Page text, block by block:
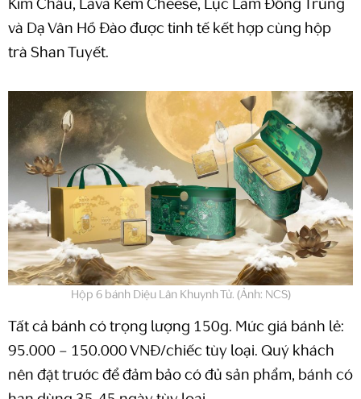
Kim Châu, Lava Kem Cheese, Lục Lam Đông Trùng
và Dạ Vân Hồ Đào được tinh tế kết hợp cùng hộp
trà Shan Tuyết.
Hộp 6 bánh Diệu Lân Khuynh Tử. (Ảnh: NCS)
Tất cả bánh có trọng lượng 150g. Mức giá bánh lẻ:
95.000 – 150.000 VNĐ/chiếc tùy loại. Quý khách
nên đặt trước để đảm bảo có đủ sản phẩm, bánh có